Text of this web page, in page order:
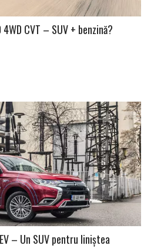
CVT – SUV + benzină?
– Un SUV pentru liniștea